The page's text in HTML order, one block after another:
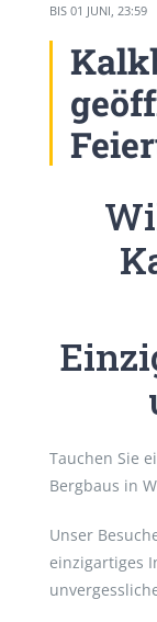
BIS 01 JUNI, 23:59
Tauchen Sie
Bergbaus in
Unser
einzigartiges